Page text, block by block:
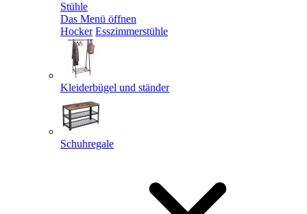
Stühle
Das Menü öffnen
Hocker Esszimmerstühle
Kleiderbügel und ständer
Schuhregale